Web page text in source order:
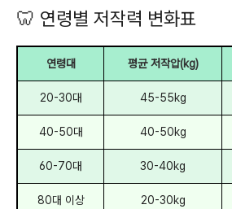
🦷 연령별 저작력 변화표
연령대 평균 저작압(kg)
20-30대 45-55kg
40-50대 40-50kg
60-70대 30-40kg
80대 이상 20-30kg